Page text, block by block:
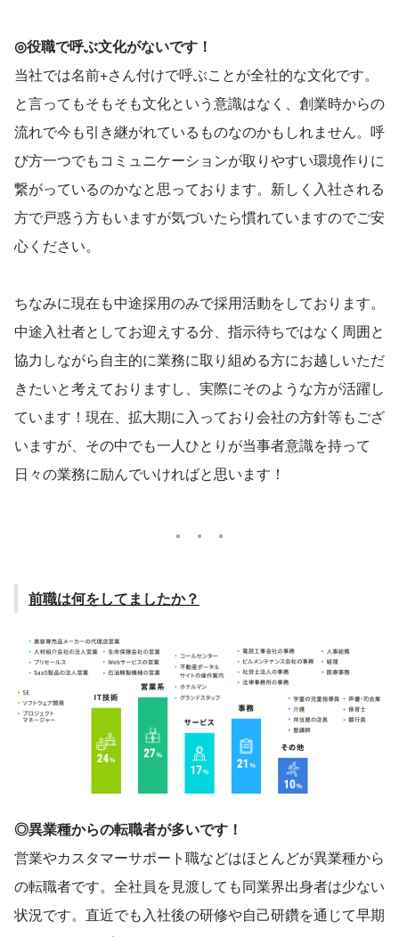
◎役職で呼ぶ文化がないです！
当社では名前+さん付けで呼ぶことが全社的な文化です。
と言ってもそもそも文化という意識はなく、創業時からの
流れで今も引き継がれているものなのかもしれません。呼
び方一つでもコミュニケーションが取りやすい環境作りに
繋がっているのかなと思っております。新しく入社される
方で戸惑う方もいますが気づいたら慣れていますのでご安
心ください。
ちなみに現在も中途採用のみで採用活動をしております。
中途入社者としてお迎えする分、指示待ちではなく周囲と
協力しながら自主的に業務に取り組める方にお越しいただ
きたいと考えておりますし、実際にそのような方が活躍し
ています！現在、拡大期に入っており会社の方針等もござ
いますが、その中でも一人ひとりが当事者意識を持って
日々の業務に励んでいければと思います！
前職は何をしてましたか？
◎異業種からの転職者が多いです！
営業やカスタマーサポート職などはほとんどが異業種から
の転職者です。全社員を見渡しても同業界出身者は少ない
状況です。直近でも入社後の研修や自己研鑽を通じて早期